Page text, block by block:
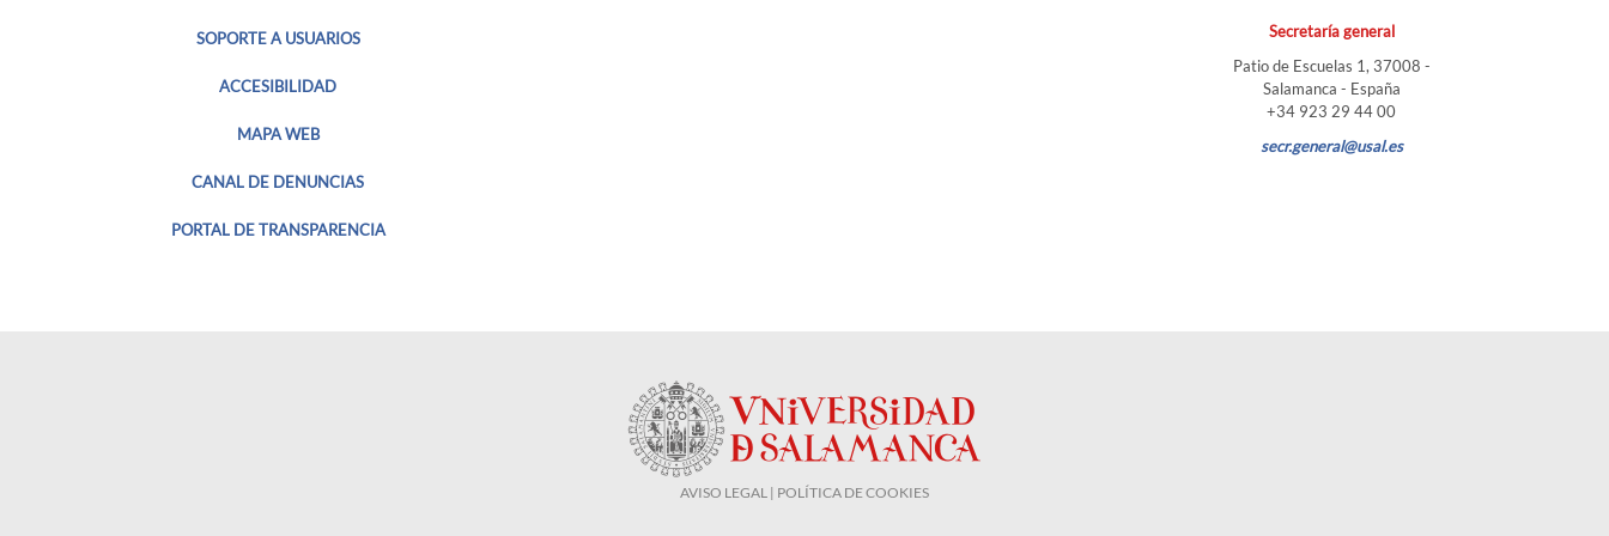
SOPORTE A USUARIOS
ACCESIBILIDAD
MAPA WEB
CANAL DE DENUNCIAS
PORTAL DE TRANSPARENCIA
Secretaría general
Patio de Escuelas 1, 37008 -
Salamanca - España
+34 923 29 44 00
secr.general@usal.es
AVISO LEGAL | POLÍTICA DE COOKIES